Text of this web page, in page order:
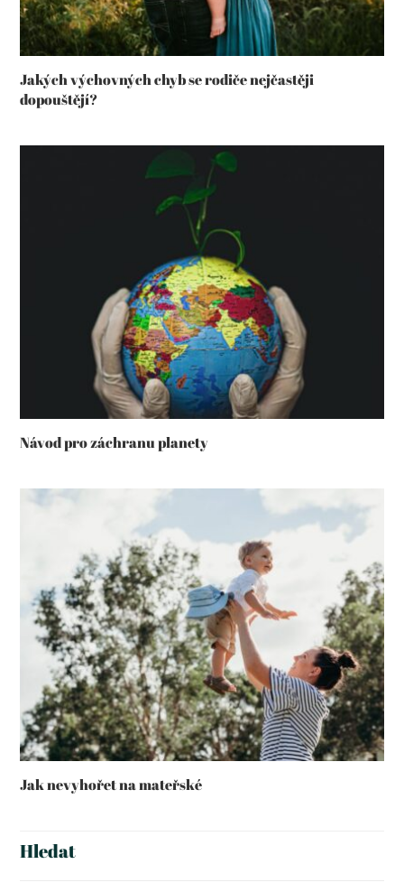
Jakých výchovných chyb se rodiče nejčastěji
dopouštějí?
Návod pro záchranu planety
Jak nevyhořet na mateřské
Hledat